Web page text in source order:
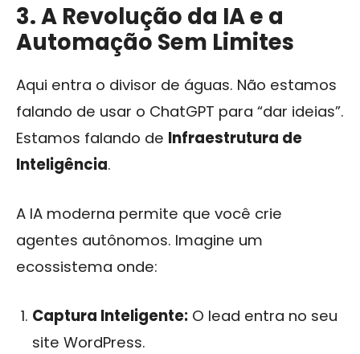
3. A Revolução da IA e a
Automação Sem Limites
Aqui entra o divisor de águas. Não estamos
falando de usar o ChatGPT para “dar ideias”.
Estamos falando de Infraestrutura de
Inteligência.
A IA moderna permite que você crie
agentes autônomos. Imagine um
ecossistema onde:
Captura Inteligente: O lead entra no seu
site WordPress.